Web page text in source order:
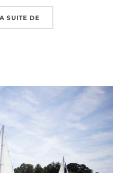
SUITE DE« JOURNAL DE